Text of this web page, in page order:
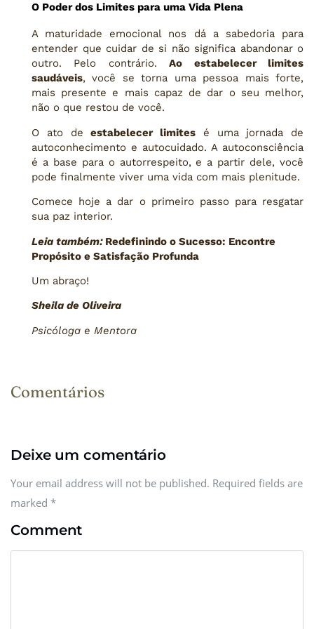
O Poder dos Limites para uma Vida Plena
A maturidade emocional nos dá a sabedoria para
entender que cuidar de si não significa abandonar o
outro. Pelo contrário.Ao estabelecer limites
saudáveis, você se torna uma pessoa mais forte,
mais presente e mais capaz de dar o seu melhor,
não o que restou de você.
O ato deestabelecer limites é uma jornada de
autoconhecimento e autocuidado. A autoconsciência
é a base para o autorrespeito, e a partir dele, você
pode finalmente viver uma vida com mais plenitude.
Comece hoje a dar o primeiro passo para resgatar
sua paz interior.
Leia também: Redefinindo o Sucesso: Encontre
Propósito e Satisfação Profunda
Um abraço!
Sheila de Oliveira
Psicóloga e Mentora
Comentários
Deixe um comentário
Your email address will not be published. Required fields are
marked *
Comment